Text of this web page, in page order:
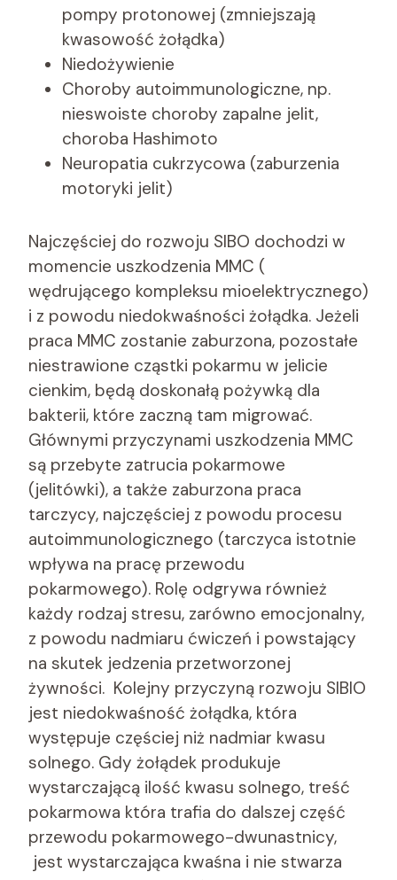
pompy protonowej (zmniejszają
kwasowość żołądka)
Niedożywienie
Choroby autoimmunologiczne, np.
nieswoiste choroby zapalne jelit,
choroba Hashimoto
Neuropatia cukrzycowa (zaburzenia
motoryki jelit)
Najczęściej do rozwoju SIBO dochodzi w
momencie uszkodzenia MMC (
wędrującego kompleksu mioelektrycznego)
i z powodu niedokwaśności żołądka. Jeżeli
praca MMC zostanie zaburzona, pozostałe
niestrawione cząstki pokarmu w jelicie
cienkim, będą doskonałą pożywką dla
bakterii, które zaczną tam migrować.
Głównymi przyczynami uszkodzenia MMC
są przebyte zatrucia pokarmowe
(jelitówki), a także zaburzona praca
tarczycy, najczęściej z powodu procesu
autoimmunologicznego (tarczyca istotnie
wpływa na pracę przewodu
pokarmowego). Rolę odgrywa również
każdy rodzaj stresu, zarówno emocjonalny,
z powodu nadmiaru ćwiczeń i powstający
na skutek jedzenia przetworzonej
żywności. Kolejny przyczyną rozwoju SIBIO
jest niedokwaśność żołądka, która
występuje częściej niż nadmiar kwasu
solnego. Gdy żołądek produkuje
wystarczającą ilość kwasu solnego, treść
pokarmowa która trafia do dalszej część
przewodu pokarmowego-dwunastnicy,
jest wystarczająca kwaśna i nie stwarza